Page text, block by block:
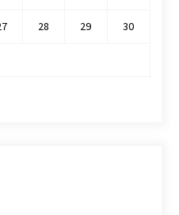
28 29 30